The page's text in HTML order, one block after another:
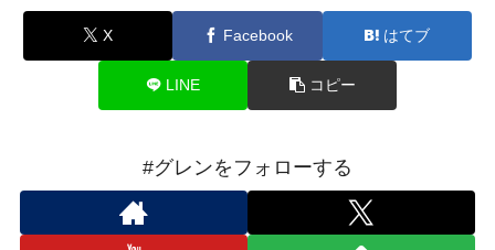
X Facebook はてブ
LINE コピー
#グレンをフォローする